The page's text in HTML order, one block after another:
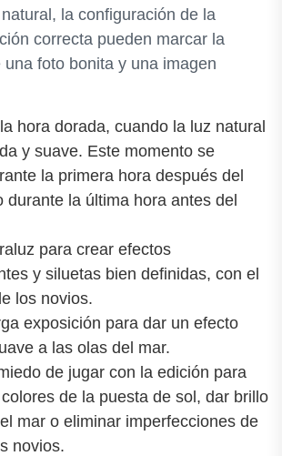
la configuración de la
correcta pueden marcar la
foto bonita y una imagen
hora dorada, cuando la luz natural
y suave. Este momento se
la primera hora después del
durante la última hora antes del
para crear efectos
y siluetas bien definidas, con el
los novios.
exposición para dar un efecto
a las olas del mar.
de jugar con la edición para
de la puesta de sol, dar brillo
mar o eliminar imperfecciones de
novios.